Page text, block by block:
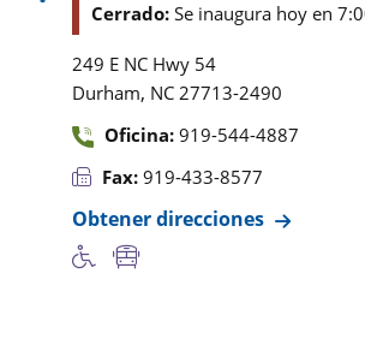
Cerrado: Se inaugura hoy en
249 E NC Hwy 54
Durham, NC 27713-2490
Oficina: 919-544-4887
Fax: 919-433-8577
Obtener direcciones